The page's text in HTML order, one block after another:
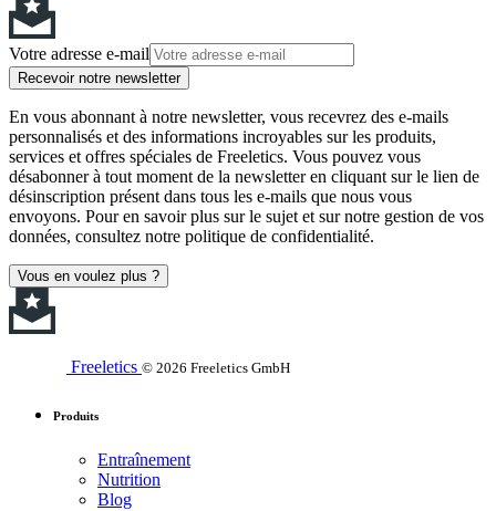
Votre adresse e-mail
Recevoir notre newsletter
En vous abonnant à notre newsletter, vous recevrez des e-mails
personnalisés et des informations incroyables sur les produits,
services et offres spéciales de Freeletics. Vous pouvez vous
désabonner à tout moment de la newsletter en cliquant sur le lien de
désinscription présent dans tous les e-mails que nous vous
envoyons. Pour en savoir plus sur le sujet et sur notre gestion de vos
données, consultez notre politique de confidentialité.
Vous en voulez plus ?
Freeletics © 2026 Freeletics GmbH
Produits
Entraînement
Nutrition
Blog